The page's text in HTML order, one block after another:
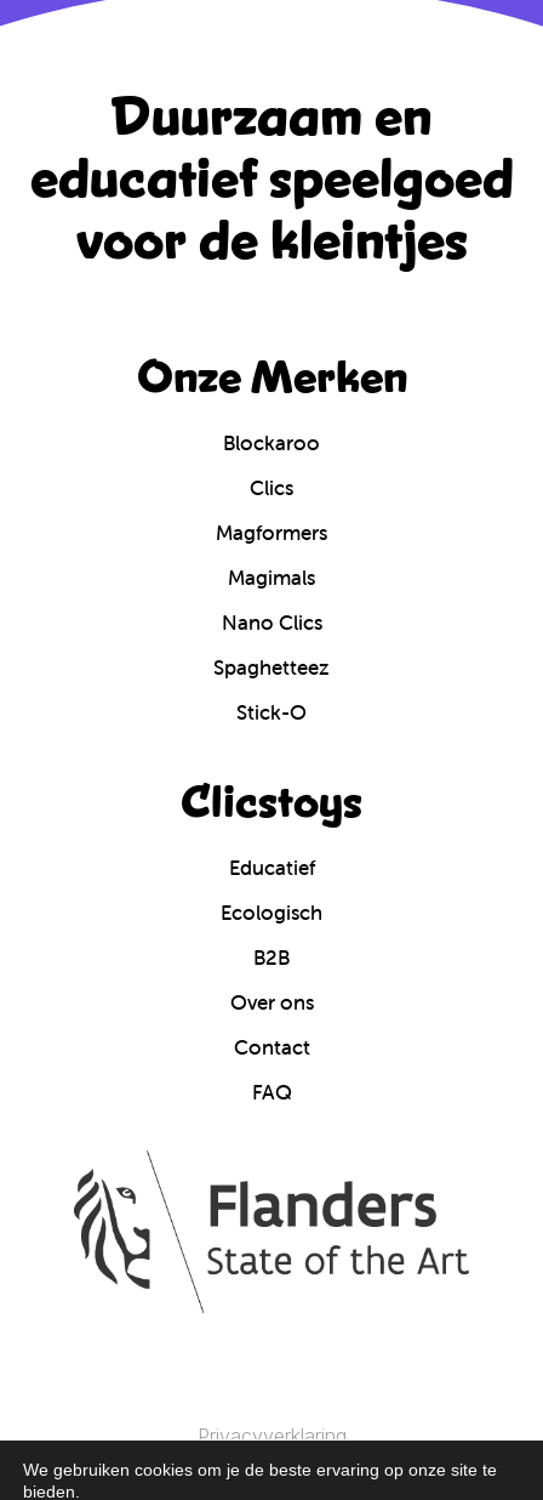
Duurzaam en
educatiefspeelgoed
voor de kleintjes
Onze Merken
Blockaroo
Clics
Magformers
Magimals
Nano Clics
Spaghetteez
Stick-O
Clicstoys
Educatief
Ecologisch
B2B
Over ons
Contact
FAQ
Privacyverklaring
We gebruiken cookies om je de beste ervaring op onze site te
bieden.